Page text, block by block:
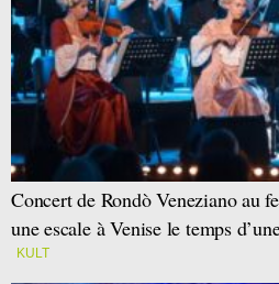
Concert de Rondò Veneziano au
une escale à Venise le temps
KULT